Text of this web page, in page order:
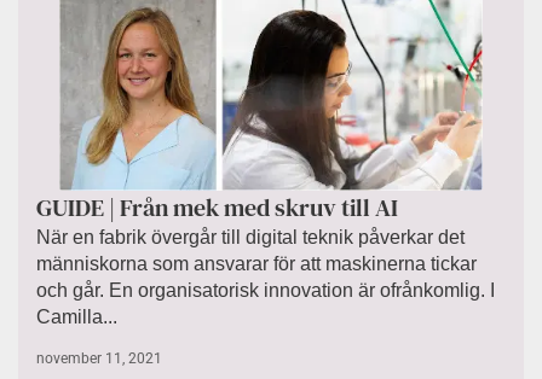
GUIDE | Från mek med skruv till AI
När en fabrik övergår till digital teknik påverkar det
människorna som ansvarar för att maskinerna tickar
och går. En organisatorisk innovation är ofrånkomlig. I
Camilla...
november 11, 2021